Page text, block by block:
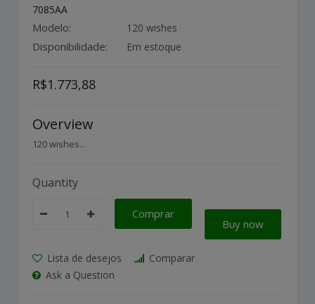
7085AA
Modelo: 120 wishes
Disponibilidade: Em estoque
R$1.773,88
Overview
120 wishes...
Quantity
Comprar
Buy now
Lista de desejos
Comparar
Ask a Question